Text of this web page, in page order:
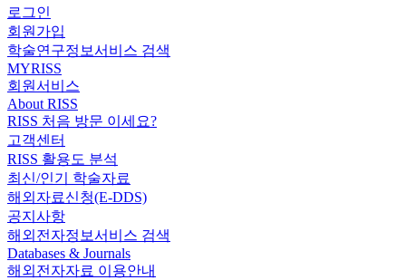
로그인
회원가입
학술연구정보서비스 검색
MYRISS
회원서비스
About RISS
RISS 처음 방문 이세요?
고객센터
RISS 활용도 분석
최신/인기 학술자료
해외자료신청(E-DDS)
공지사항
해외전자정보서비스 검색
Databases & Journals
해외전자자료 이용안내